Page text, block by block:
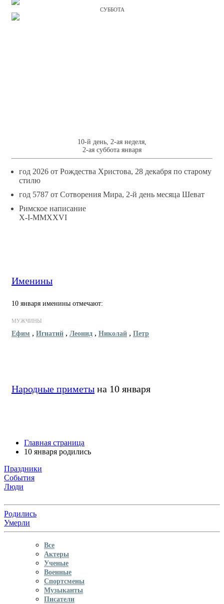
СУББОТА
10-й день, 2-ая неделя,
2-ая суббота января
год 2026 от Рождества Христова, 28 декабря по старому
стилю
год 5787 от Сотворения Мира, 2-й день месяца Шеват
Римское написание
X-I-MMXXVI
Именины
10 января именины отмечают:
МУЖЧИНЫ
Ефим , Игнатий , Леонид , Николай , Петр
Народные приметы на 10 января
Главная страница
10 января родились
Праздники
События
Люди
Родились
Умерли
Все
Актеры
Ученые
Военные
Спортсмены
Музыканты
Писатели